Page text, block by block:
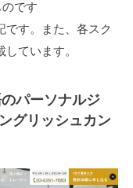
です
す。また、各スク
ています。
パーソナルジ
グリッシュカン